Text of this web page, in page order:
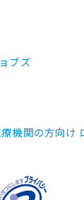
ブズ
機関の方向け